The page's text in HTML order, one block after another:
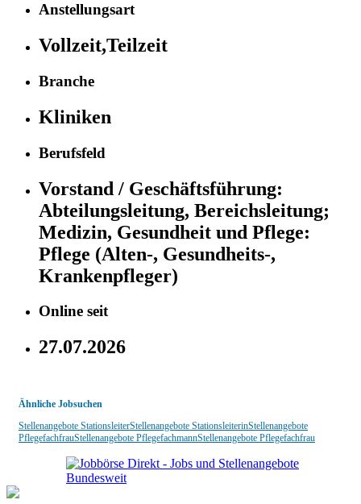
Anstellungsart
Vollzeit,Teilzeit
Branche
Kliniken
Berufsfeld
Vorstand / Geschäftsführung:
Abteilungsleitung, Bereichsleitung;
Medizin, Gesundheit und Pflege:
Pflege (Alten-, Gesundheits-,
Krankenpfleger)
Online seit
27.07.2026
Ähnliche Jobsuchen
Stellenangebote StationsleiterStellenangebote StationsleiterinStellenangebote
PflegefachfrauStellenangebote PflegefachmannStellenangebote Pflegefachfrau